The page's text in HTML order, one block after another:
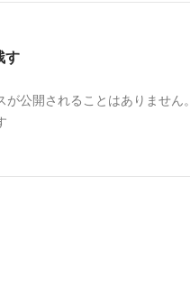
す
が公開されることはありません。